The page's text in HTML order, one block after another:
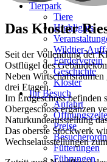
Tierpark
Tiere
Highlights
Wildtier-
Förderverein
Geschichte
Kloster
Ihr Besuch
Anfahrt
Preise
Fütterungen
Führungen
Das Kloster
Seit der Vollendung der
Ostflügel des
Neben
drei Etagen.
Im Erdgeschoss befinden
Obergeschoss ergänzen
Naturkundeausstellung
Das oberste Stockwerk
Wechselausstellungen